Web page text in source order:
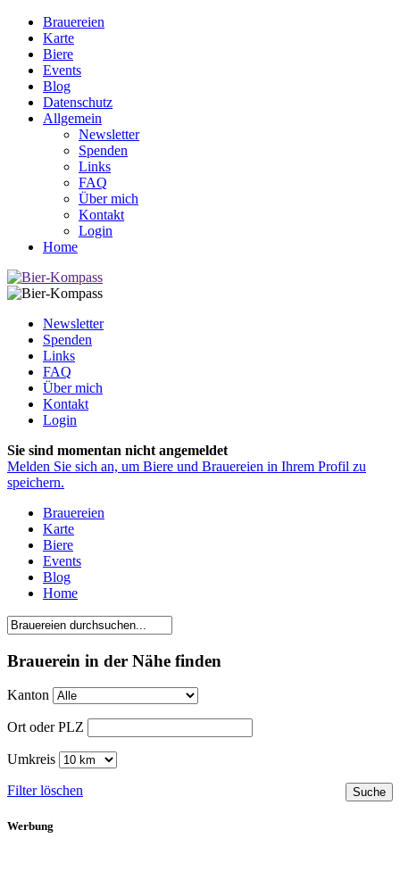
Brauereien
Karte
Biere
Events
Blog
Datenschutz
Allgemein
Newsletter
Spenden
Links
FAQ
Über mich
Kontakt
Login
Home
Newsletter
Spenden
Links
FAQ
Über mich
Kontakt
Login
Sie sind momentan nicht angemeldet
Melden Sie sich an, um Biere und Brauereien in Ihrem Profil zu
speichern.
Brauereien
Karte
Biere
Events
Blog
Home
Brauerein in der Nähe finden
Kanton
Ort oder PLZ
Umkreis
Filter löschen
Werbung